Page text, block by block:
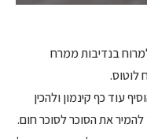
בנדיבות ממרח
לוטוס.
עוד כף קינמון ולהכין
את הסוכר לסוכר חום.